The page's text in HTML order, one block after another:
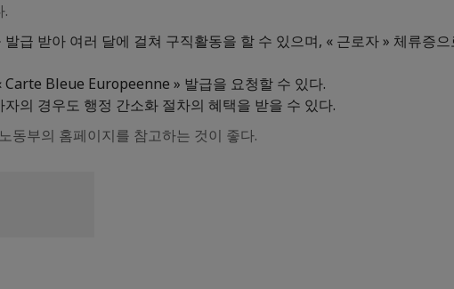
.
급 받아 여러 달에 걸쳐 구직활동을 할 수 있으며, « 근로자 » 체류증
Bleue Europeenne » 발급을 요청할 수 있다.
의 경우도 행정 간소화 절차의 혜택을 받을 수 있다.
동부의 홈페이지를 참고하는 것이 좋다.